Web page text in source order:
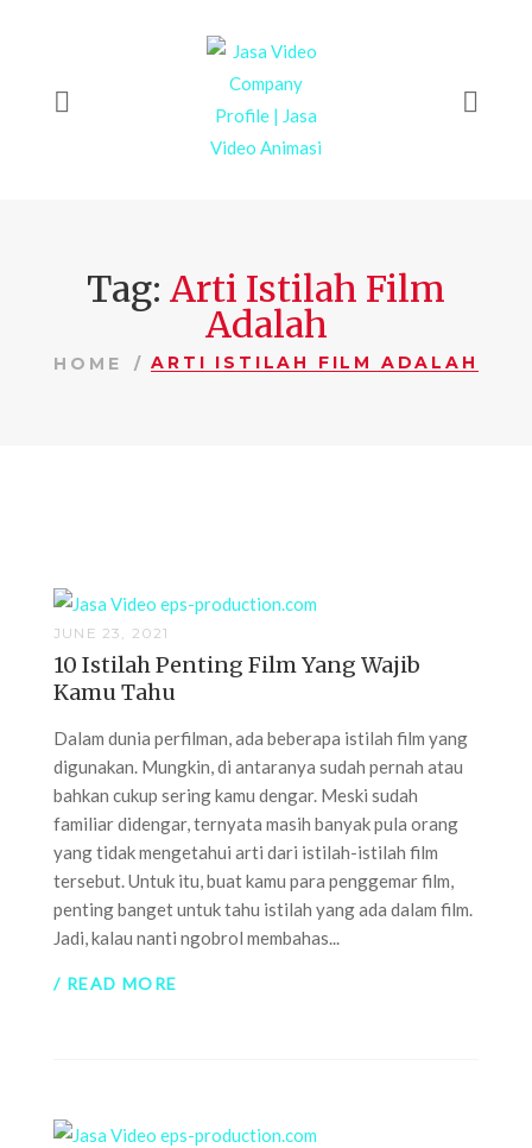
Tag: Arti Istilah Film
Adalah
HOME ARTI ISTILAH FILM ADALAH
JUNE 23, 2021
10 Istilah Penting Film Yang Wajib
Kamu Tahu
Dalam dunia perfilman, ada beberapa istilah film yang
digunakan. Mungkin, di antaranya sudah pernah atau
bahkan cukup sering kamu dengar. Meski sudah
familiar didengar, ternyata masih banyak pula orang
yang tidak mengetahui arti dari istilah-istilah film
tersebut. Untuk itu, buat kamu para penggemar film,
penting banget untuk tahu istilah yang ada dalam film.
Jadi, kalau nanti ngobrol membahas...
/ READ MORE